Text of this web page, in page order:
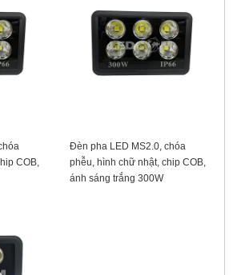
COB,
Đèn pha LED MS2.0, chóa
phễu, hình chữ nhật, chip COB,
ánh sáng trắng 300W